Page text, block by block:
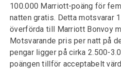
100.000 Marriott-poäng för
natten gratis. Detta motsvarar
överförda till Marriott Bonvoy
Motsvarande pris per natt på
pengar ligger på cirka 2.500-
poängen tillför acceptabelt